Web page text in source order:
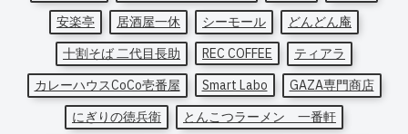
安楽亭
居酒屋一休 シーモール
どんどん庵
十割そば 二代目長助
REC COFFEE
ティアラ
カレーハウスCoCo壱番屋
Smart Labo
GAZA専門商店
にぎりの徳兵衛
とんこつラーメン 一番軒